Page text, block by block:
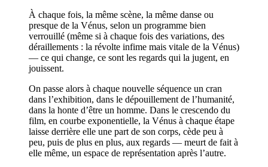
À chaque fois, la même scène, la même danse ou
presque de la Vénus, selon un programme bien
verrouillé (même si à chaque fois des variations, des
déraillements : la révolte infime mais vitale de la Vénus)
— ce qui change, ce sont les regards qui la jugent, en
jouissent.
On passe alors à chaque nouvelle séquence un cran
dans l’exhibition, dans le dépouillement de l’humanité,
dans la honte d’être un homme. Dans le crescendo du
film, en courbe exponentielle, la Vénus à chaque étape
laisse derrière elle une part de son corps, cède peu à
peu, puis de plus en plus, aux regards — meurt de fait à
elle même, un espace de représentation après l’autre.